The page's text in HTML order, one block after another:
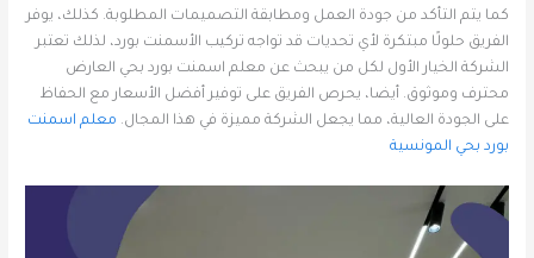
كما يتم التأكد من جودة العمل ومطابقة التصميمات المطلوبة. كذلك، يوفر
الفريق حلولًا مبتكرة لأي تحديات قد تواجه تركيب الأسمنت بورد، لذلك تعتبر
الشركة الخيار الأول لكل من يبحث عن معلم اسمنت بورد بحي العارض
محترف وموثوق. أيضا، يحرص الفريق على توفير أفضل الأسعار مع الحفاظ
على الجودة العالية، مما يجعل الشركة مميزة في هذا المجال. معلم اسمنت
بورد بحي المونسية